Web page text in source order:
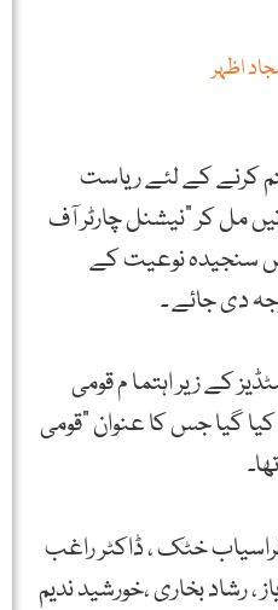
اظہر
کرنے کے لئے ریاست
مل کر ”نیشنل چارٹر آف
سنجیدہ نوعیت کے
دی جائے ۔
کے زیر اہتما م قومی
گیا جس کا عنوان ”قومی
خٹک ، ڈاکٹر راغب
، رشاد بخاری ،خورشید ندیم